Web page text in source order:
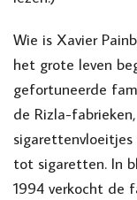
Wie is Xavier
het grote leven
gefortuneerde
de Rizla-
tot sigaretten. In
1994 verkocht de